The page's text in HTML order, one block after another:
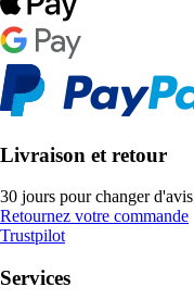
Livraison et retour
30 jours pour changer d'avis
Retournez votre commande
Trustpilot
Services